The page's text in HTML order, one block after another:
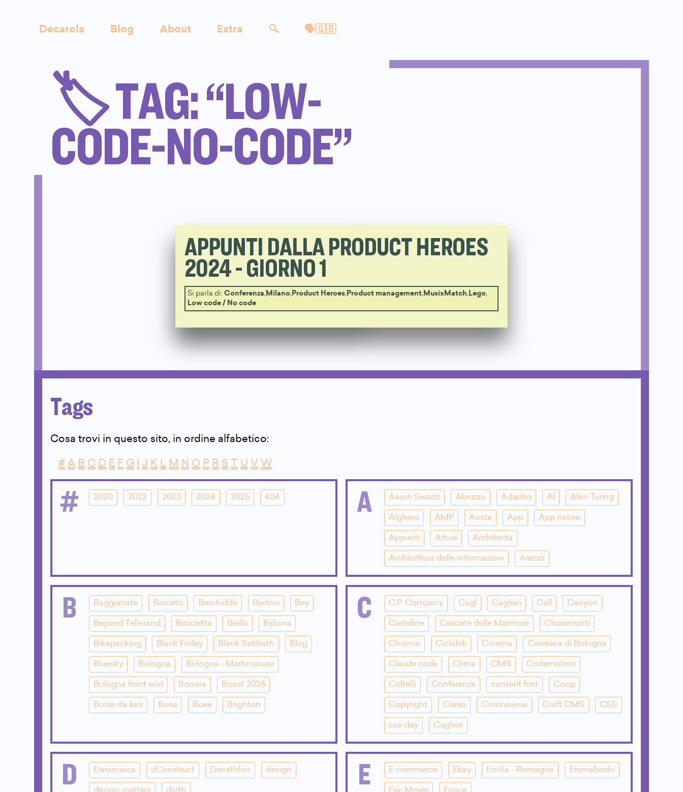
Decarola Blog About Extra 🔍 🗣🇬🇧
🏷️ TAG: “LOW-
CODE-NO-CODE”
APPUNTI DALLA PRODUCT HEROES
2024 - GIORNO 1
Si parla di:Conferenza, Milano, Product Heroes, Product management, MusixMatch, Lego,
Low code / No code
Tags
Cosa trovi in questo sito, in ordine alfabetico:
# A B C D E F G J K L M N O P R S U V W
# 2020 2022 2023 2024 2025 404 A Aaron Swartz Abruzzo Adactio AI Alan Turing
Alghero AMP Aosta App App native
Appunti Arbus Architecta
Architettura delle informazioni Arezzo
B Baggianate Berceto Berchidda Berlino Bey
Beyond Tellerand Bicicletta Biella Bijliana
Bikepacking Black Friday Black Sabbath Blog
Bluesky Bologna Bologna - Martinsicuro
Bologna front end Bonora Boost 2026
Borse da bici Bosa Boxe Brighton
C C.P. Company Cagl Cagliari Call Canyon
Cartoline Cascate delle Marmore Chiarimonti
Chrome Ciclabili Cinema Cineteca di Bologna
Claude code Clima CMS Codemotion
Coltelli Conferenza content first Coop
Copyright Corea Coronavirus Craft CMS CSS
css-day Cuglieri
D Danimarca dConstruct Decathlon design
design matters diritti E E-commerce Ebay Emilia - Romagna Emmaboshi
Eric Meyer Eroica